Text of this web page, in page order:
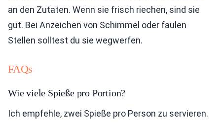
an den Zutaten. Wenn sie frisch riechen, sind sie
gut. Bei Anzeichen von Schimmel oder faulen
Stellen solltest du sie wegwerfen.
FAQs
Wie viele Spieße pro Portion?
Ich empfehle, zwei Spieße pro Person zu servieren.